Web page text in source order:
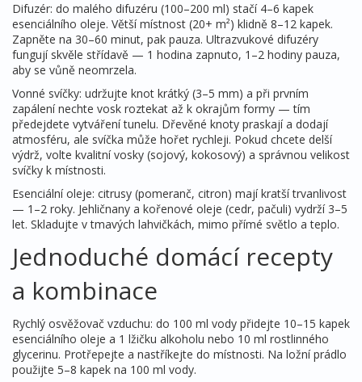
Difuzér: do malého difuzéru (100–200 ml) stačí 4–6 kapek
esenciálního oleje. Větší místnost (20+ m²) klidně 8–12 kapek.
Zapněte na 30–60 minut, pak pauza. Ultrazvukové difuzéry
fungují skvěle střídavě — 1 hodina zapnuto, 1–2 hodiny pauza,
aby se vůně neomrzela.
Vonné svíčky: udržujte knot krátký (3–5 mm) a při prvním
zapálení nechte vosk roztekat až k okrajům formy — tím
předejdete vytváření tunelu. Dřevěné knoty praskají a dodají
atmosféru, ale svíčka může hořet rychleji. Pokud chcete delší
výdrž, volte kvalitní vosky (sojový, kokosový) a správnou velikost
svíčky k místnosti.
Esenciální oleje: citrusy (pomeranč, citron) mají kratší trvanlivost
— 1–2 roky. Jehličnany a kořenové oleje (cedr, pačuli) vydrží 3–5
let. Skladujte v tmavých lahvičkách, mimo přímé světlo a teplo.
Jednoduché domácí recepty
a kombinace
Rychlý osvěžovač vzduchu: do 100 ml vody přidejte 10–15 kapek
esenciálního oleje a 1 lžičku alkoholu nebo 10 ml rostlinného
glycerinu. Protřepejte a nastříkejte do místnosti. Na ložní prádlo
použijte 5–8 kapek na 100 ml vody.